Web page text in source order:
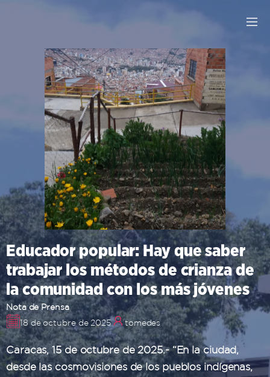
Educador popular: Hay que saber
trabajar los métodos de crianza de
la comunidad con los más jóvenes
Nota de Prensa
18 de octubre de 2025
tomedes
Caracas, 15 de octubre de 2025.- “En la ciudad,
desde las cosmovisiones de los pueblos indígenas,